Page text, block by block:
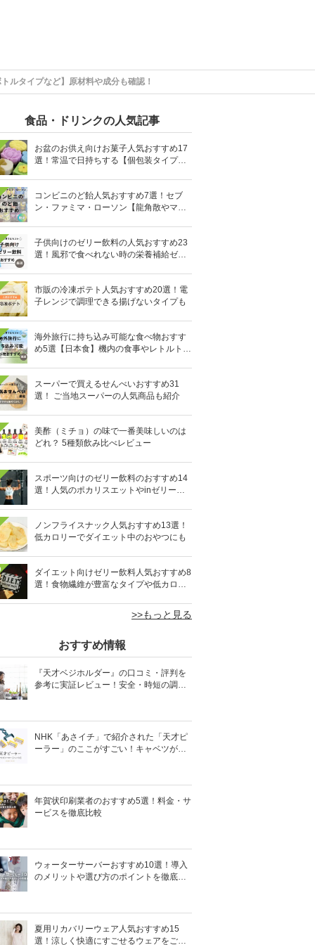
ルタイプなど】原材料や成分も確認！
食品・ドリンクの人気記事
お盆のお供え向けお菓子人気おすすめ17
選！常温で日持ちする【個包装タイプ
コンビニのど飴人気おすすめ7選！セブ
ン・ファミマ・ローソン【龍角散やマヌ
子供向けのゼリー飲料の人気おすすめ23
選！風邪で食べれない時の栄養補給ゼリ
市販の冷凍ポテト人気おすすめ20選！電
子レンジで調理できる揚げないタイプも
海外旅行に持ち込み可能な食べ物おすす
め5選【日本食】機内の食事やレトルト食
スーパーで買えるせんべいおすすめ31
選！ ご当地スーパーの人気商品も紹介
美酢（ミチョ）の味で一番美味しいのは
どれ？ 5種類飲み比べレビュー
スポーツ向けのゼリー飲料のおすすめ14
選！人気のポカリスエットやinゼリーな
ノンフライスナック人気おすすめ13選！
低カロリーでダイエット中のおやつにも
ダイエット向けゼリー飲料人気おすすめ8
選！食物繊維が豊富なタイプや低カロリ
>>もっと見る
おすすめ情報
『天才ベジホルダー』の口コミ・評判を
参考に実証レビュー！安全・時短の調理
NHK「あさイチ」で紹介された「天才ピ
ーラー」のここがすごい！キャベツがほ
年賀状印刷業者のおすすめ5選！料金・サ
ービスを徹底比較
ウォーターサーバーおすすめ10選！導入
のメリットや選び方のポイントを徹底解
夏用リカバリーウェア人気おすすめ15
選！涼しく快適にすごせるウェアをご紹